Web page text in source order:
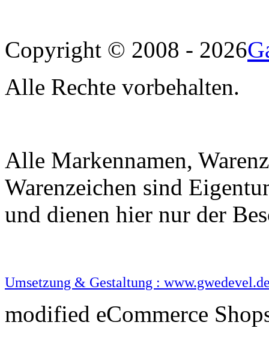
Copyright © 2008 - 2026
Alle Rechte vorbehalten.
Alle Markennamen,
Warenzeichen sind
und dienen hier nur der
Umsetzung & Gestaltung :
modified eCommerce